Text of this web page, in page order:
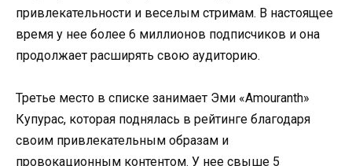
привлекательности и веселым стримам. В настоящее
время у нее более 6 миллионов подписчиков и она
продолжает расширять свою аудиторию.
Третье место в списке занимает Эми «Amouranth»
Купурас, которая поднялась в рейтинге благодаря
своим привлекательным образам и
провокационным контентом. У нее свыше 5